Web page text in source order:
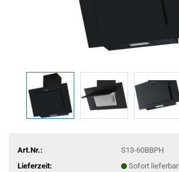
Art.Nr.:
S13-60BBPH
Lieferzeit:
Sofort lieferbar